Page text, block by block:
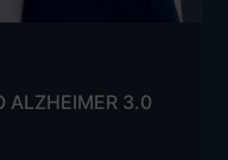
ALZHEIMER 3.0